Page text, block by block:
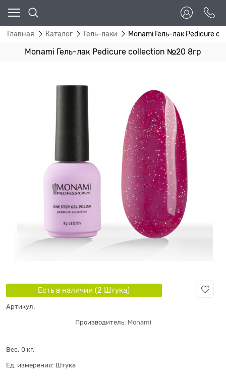
Главная Каталог Гель-лаки Monami Гель-лак Pedicure
Monami Гель-лак Pedicure collection №20 8гр
Есть в наличии (2 Штука)
Артикул:
Производитель: Monami
Вес: 0 кг.
Ед. измерения: Штука